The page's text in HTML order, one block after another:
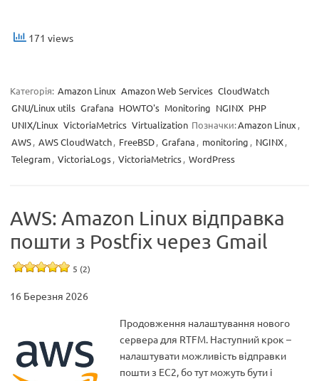
171 views
Категорія: Amazon Linux Amazon Web Services CloudWatch
GNU/Linux utils Grafana HOWTO's Monitoring NGINX PHP
UNIX/Linux VictoriaMetrics Virtualization Позначки:Amazon Linux ,
AWS, AWS CloudWatch, FreeBSD, Grafana , monitoring , NGINX,
Telegram, VictoriaLogs, VictoriaMetrics, WordPress
AWS: Amazon Linux відправка
пошти з Postfix через Gmail
5 (2)
16 Березня 2026
Продовження налаштування нового
сервера для RTFM. Наступний крок –
налаштувати можливість відправки
пошти з EC2, бо тут можуть бути і